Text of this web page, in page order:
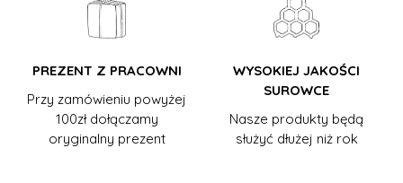
PREZENT Z PRACOWNI
Przy zamówieniu powyżej
100zł dołączamy
oryginalny prezent
WYSOKIEJ JAKOŚCI
SUROWCE
Nasze produkty będą
służyć dłużej niż rok